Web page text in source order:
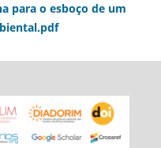
para o esboço de um